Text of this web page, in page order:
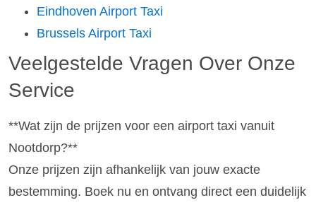
Eindhoven Airport Taxi
Brussels Airport Taxi
Veelgestelde Vragen Over Onze
Service
**Wat zijn de prijzen voor een airport taxi vanuit
Nootdorp?**
Onze prijzen zijn afhankelijk van jouw exacte
bestemming. Boek nu en ontvang direct een duidelijk